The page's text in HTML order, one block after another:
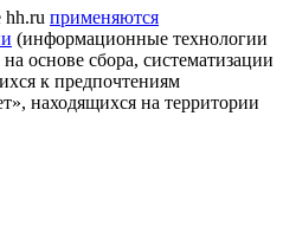
применяются
(информационные технологии
основе сбора, систематизации
к предпочтениям
находящихся на территории